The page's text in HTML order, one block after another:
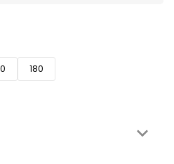
180